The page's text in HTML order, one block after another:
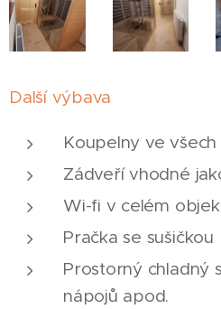
Další výbava
Koupelny ve všech
Zádveří vhodné
Wi-fi v celém
Pračka se sušičkou
Prostorný chladný
nápojů apod.